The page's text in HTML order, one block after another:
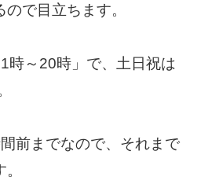
で目立ちます。
時～20時」で、土日祝は
前までなので、それまで